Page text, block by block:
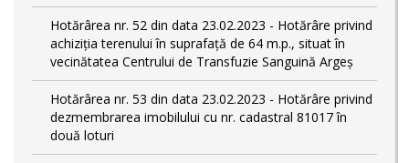
Hotărârea nr. 52 din data 23.02.2023 - Hotărâre privind
achiziția terenului în suprafață de 64 m.p., situat în
vecinătatea Centrului de Transfuzie Sanguină Argeș
Hotărârea nr. 53 din data 23.02.2023 - Hotărâre privind
dezmembrarea imobilului cu nr. cadastral 81017 în
două loturi